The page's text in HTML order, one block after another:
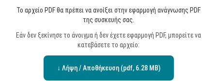
Το αρχείο PDF θα πρέπει να ανοίξει στην εφαρμογή ανάγνωσης PDF
της συσκευής σας.
Εάν δεν ξεκίνησε το άνοιγμα ή δεν έχετε εφαρμογή PDF, μπορείτε να
κατεβάσετε το αρχείο:
↓ Λήψη / Αποθήκευση (pdf, 6.28 MB)